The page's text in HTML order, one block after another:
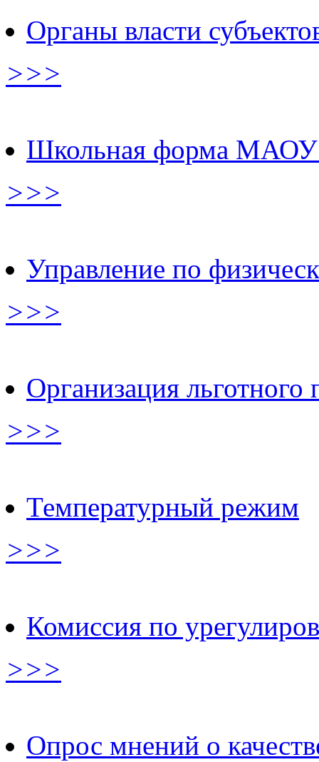
Органы власти
>>>
Школьная форма
>>>
Управление по
>>>
Организация льготного
>>>
Температурный режим
>>>
Комиссия по
>>>
Опрос мнений о